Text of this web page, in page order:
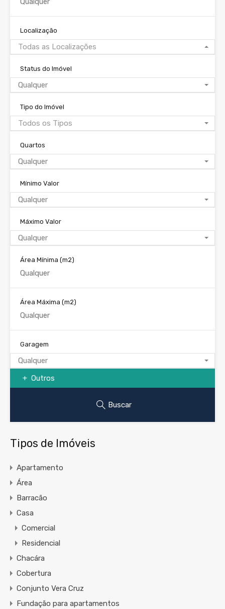
Localização
Todas as Localizações
Status do Imóvel
Qualquer
Tipo do Imóvel
Todos os Tipos
Quartos
Qualquer
Mínimo Valor
Qualquer
Máximo Valor
Qualquer
Área Mínima (m2)
Área Máxima (m2)
Garagem
Qualquer
Outros
Buscar
Tipos de Imóveis
Apartamento
Área
Barracão
Casa
Comercial
Residencial
Chacára
Cobertura
Conjunto Vera Cruz
Fundação para apartamentos